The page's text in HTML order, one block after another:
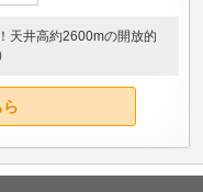
天井高約2600mの開放的